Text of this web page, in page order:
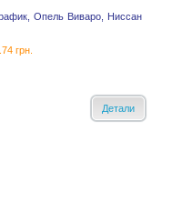
Опель Виваро, Ниссан
грн.
Детали